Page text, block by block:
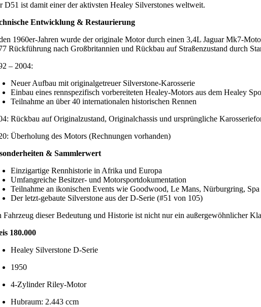
D51 ist damit einer der aktivsten Healey Silverstones weltweit.
Entwicklung & Restaurierung
1960er-Jahren wurde der originale Motor durch einen 3,4L Jaguar Mk7-
Rückführung nach Großbritannien und Rückbau auf Straßenzustand durch
– 2004:
Neuer Aufbau mit originalgetreuer Silverstone-Karosserie
Einbau eines rennspezifisch vorbereiteten Healey-Motors aus dem Healey
Teilnahme an über 40 internationalen historischen Rennen
Rückbau auf Originalzustand, Originalchassis und ursprüngliche
Überholung des Motors (Rechnungen vorhanden)
& Sammlerwert
Einzigartige Rennhistorie in Afrika und Europa
Umfangreiche Besitzer- und Motorsportdokumentation
Teilnahme an ikonischen Events wie Goodwood, Le Mans, Nürburgring, Spa
Der letzt-gebaute Silverstone aus der D-Serie (#51 von 105)
Fahrzeug dieser Bedeutung und Historie ist nicht nur ein außergewöhnlicher
180.000
Healey Silverstone D-Serie
1950
4-Zylinder Riley-Motor
Hubraum: 2.443 ccm